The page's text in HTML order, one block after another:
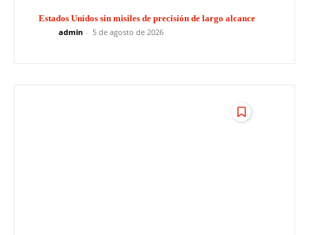
Estados Unidos sin misiles de precisión de largo alcance
admin - 5 de agosto de 2026